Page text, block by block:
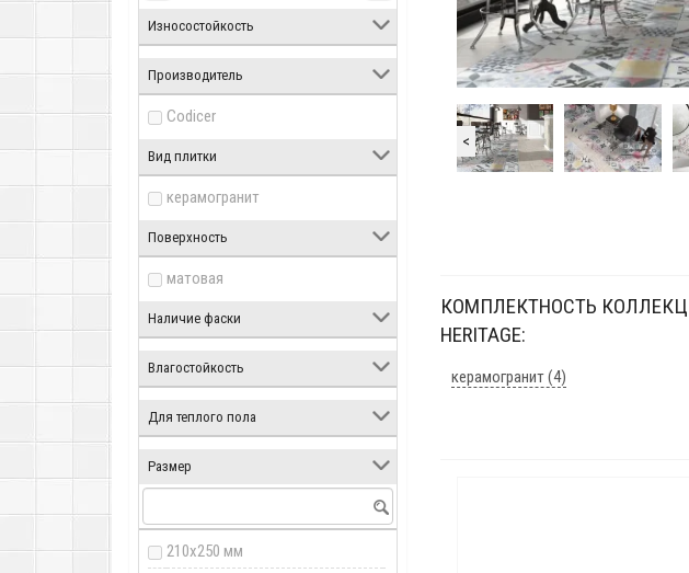
Износостойкость
Производитель
Codicer
Вид плитки
керамогранит
Поверхность
матовая
Наличие фаски
Влагостойкость
Для теплого пола
Размер
210x250 мм
<
КОМПЛЕКТНОСТЬ
HERITAGE:
керамогранит (4)